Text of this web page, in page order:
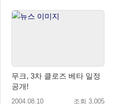
무크, 3차 클로즈 베타 일정
공개!
2004.08.10 조회 3,005